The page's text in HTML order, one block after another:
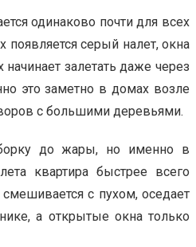
одинаково почти для всех
появляется серый налет, окна
залетать даже через
это заметно в домах возле
с большими деревьями.
до жары, но именно в
квартира быстрее всего
с пухом, оседает
а открытые окна только